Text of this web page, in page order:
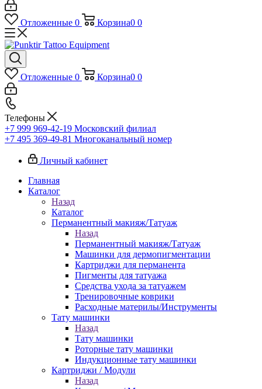
Отложенные 0 Корзина0 0
Отложенные 0 Корзина0 0
Телефоны
+7 999 969-42-19 Московский филиал
+7 495 369-49-81 Многоканальный номер
Личный кабинет
Главная
Каталог
Назад
Каталог
Перманентный макияж/Татуаж
Назад
Перманентный макияж/Татуаж
Машинки для дермопигментации
Картриджи для перманента
Пигменты для татуажа
Средства ухода за татуажем
Тренировочные коврики
Расходные материлы/Инструменты
Тату машинки
Назад
Тату машинки
Роторные тату машинки
Индукционные тату машинки
Картриджи / Модули
Назад